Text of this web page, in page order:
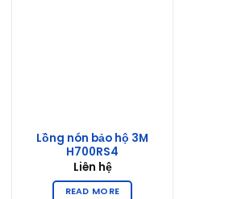
Lồng nón bảo hộ 3M
H700RS4
Liên hệ
READ MORE